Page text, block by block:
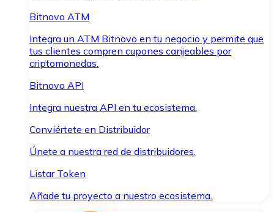
Bitnovo ATM
Integra un ATM Bitnovo en tu negocio y permite que
tus clientes compren cupones canjeables por
criptomonedas.
Bitnovo API
Integra nuestra API en tu ecosistema.
Conviértete en Distribuidor
Únete a nuestra red de distribuidores.
Listar Token
Añade tu proyecto a nuestro ecosistema.